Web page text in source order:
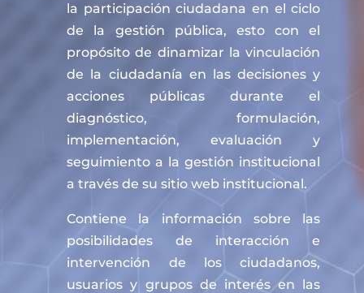
la participación ciudadana en el ciclo
de la gestión pública, esto con el
propósito de dinamizar la vinculación
de la ciudadanía en las decisiones y
acciones públicas durante el
diagnóstico, formulación,
implementación, evaluación y
seguimiento a la gestión institucional
a través de su sitio web institucional.
Contiene la información sobre las
posibilidades de interacción e
intervención de los ciudadanos,
usuarios y grupos de interés en las